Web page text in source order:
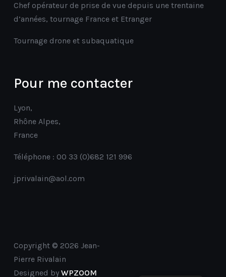
Chef opérateur de prise de vue depuis une trentaine
d’années, tournage France et Etranger
Tournage drone et subaquatique
Pour me contacter
Lyon,
Rhône Alpes,
France
Téléphone : 00 33 (0)682 121 996
jprivalain@aol.com
Copyright © 2026 Jean-
Pierre Rivalain
Designed by WPZOOM